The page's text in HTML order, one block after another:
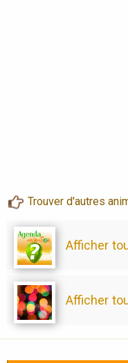
Trouver d'autres
Afficher
Afficher